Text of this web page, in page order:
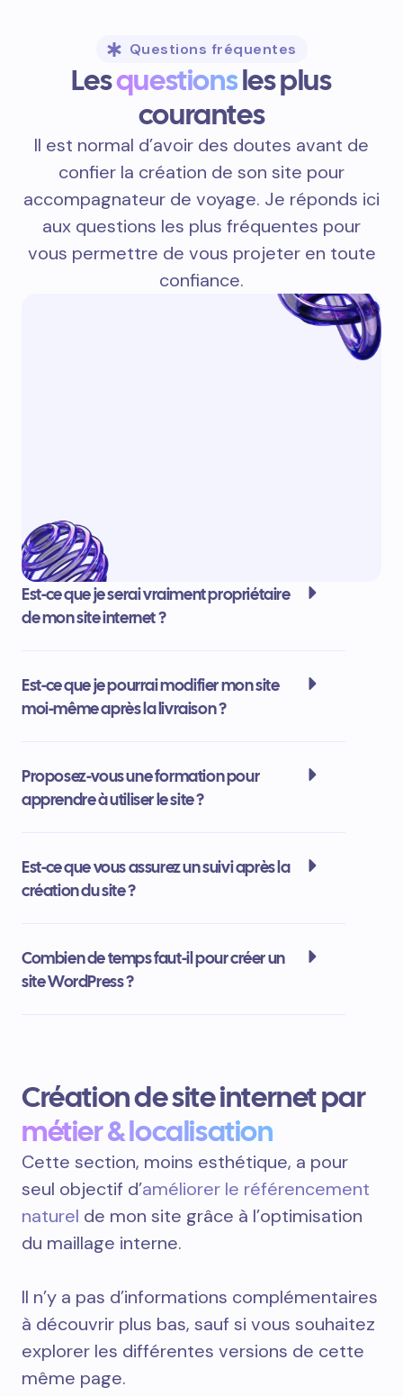
Questions fréquentes
Lesquestionsles plus
courantes
Il est normal d’avoir des doutes avant de
confier la création de son site pour
accompagnateur de voyage. Je réponds ici
aux questions les plus fréquentes pour
vous permettre de vous projeter en toute
confiance.
Est-ce que je serai vraiment propriétaire
de mon site internet ?
Est-ce que je pourrai modifier mon site
moi-même après la livraison ?
Proposez-vous une formation pour
apprendre à utiliser le site ?
Est-ce que vous assurez un suivi après la
création du site ?
Combien de temps faut-il pour créer un
site WordPress ?
Création de site internet par
métier & localisation
Cette section, moins esthétique, a pour
seul objectif d’améliorer le référencement
naturel de mon site grâce à l’optimisation
du maillage interne.
Il n’y a pas d’informations complémentaires
à découvrir plus bas, sauf si vous souhaitez
explorer les différentes versions de cette
même page.